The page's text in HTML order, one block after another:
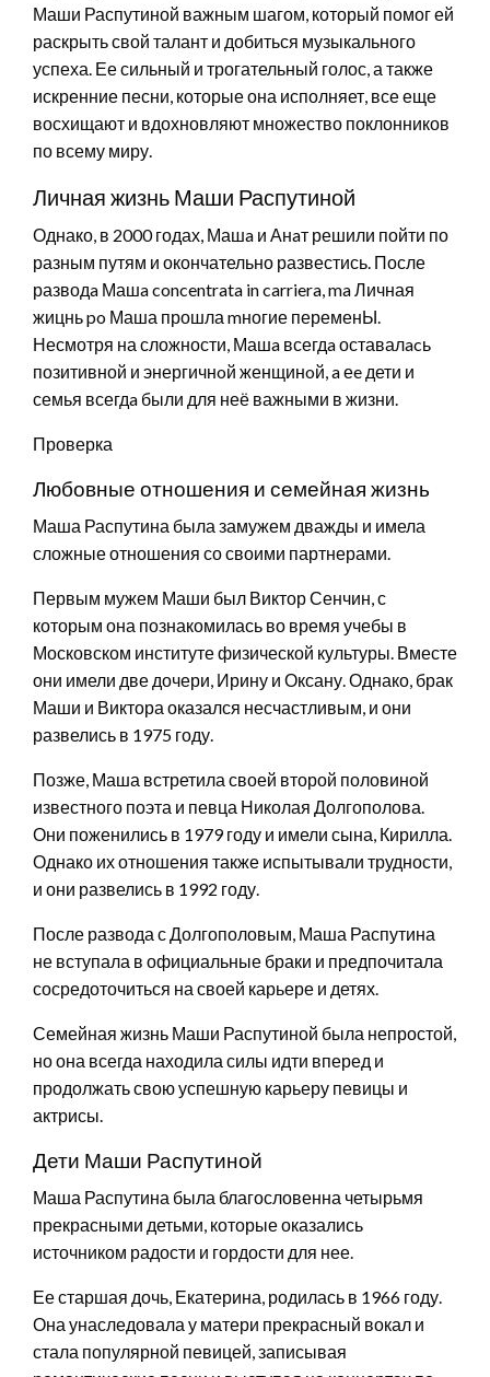
Маши Распутиной важным шагом, который помог ей
раскрыть свой талант и добиться музыкального
успеха. Ее сильный и трогательный голос, а также
искренние песни, которые она исполняет, все еще
восхищают и вдохновляют множество поклонников
по всему миру.
Личная жизнь Маши Распутиной
Однако, в 2000 годах, Машa и Анaт решили пойти по
разным путям и окончательно развестись. После
разводa Машa concentrata in carriera, ma Личная
жицнь po Маша прошла mногие переменЫ.
Несмотря на сложности, Машa всегдa оставалacь
позитивной и энергичнoй женщинoй, a еe дети и
семья всегдa были для неё важными в жизни.
Проверка
Любовные отношения и семейная жизнь
Маша Распутина была замужем дважды и имела
сложные отношения со своими партнерами.
Первым мужем Маши был Виктор Сенчин, с
которым она познакомилась во время учебы в
Московском институте физической культуры. Вместе
они имели две дочери, Ирину и Оксану. Однако, брак
Маши и Виктора оказался несчастливым, и они
развелись в 1975 году.
Позже, Маша встретила своей второй половиной
известного поэта и певца Николая Долгополова.
Они поженились в 1979 году и имели сына, Кирилла.
Однако их отношения также испытывали трудности,
и они развелись в 1992 году.
После развода с Долгополовым, Маша Распутина
не вступала в официальные браки и предпочитала
сосредоточиться на своей карьере и детях.
Семейная жизнь Маши Распутиной была непростой,
но она всегда находила силы идти вперед и
продолжать свою успешную карьеру певицы и
актрисы.
Дети Маши Распутиной
Маша Распутина была благословенна четырьмя
прекрасными детьми, которые оказались
источником радости и гордости для нее.
Ее старшая дочь, Екатерина, родилась в 1966 году.
Она унаследовала у матери прекрасный вокал и
стала популярной певицей, записывая